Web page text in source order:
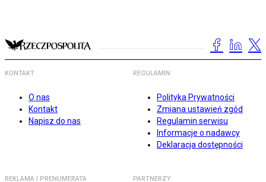
KONTAKT
O nas
Kontakt
Napisz do nas
REGULAMIN
Polityka Prywatności
Zmiana ustawień zgód
Regulamin serwisu
Informacje o nadawcy
Deklaracja dostępności
REKLAMA I PRENUMERATA PARTNERZY